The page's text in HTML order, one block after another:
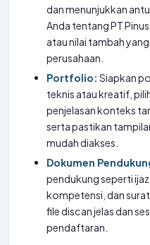
dan menunjukkan
Anda tentang PT
atau nilai tambah
perusahaan.
Portfolio: Siapkan
teknis atau kreatif,
penjelasan konteks
serta pastikan
mudah diakses.
Dokumen
pendukung seperti
kompetensi, dan
file discan jelas dan
pendaftaran.